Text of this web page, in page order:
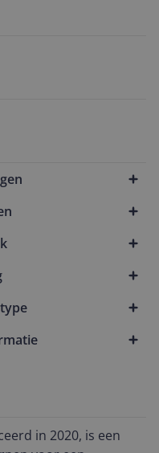
in 2020, is een